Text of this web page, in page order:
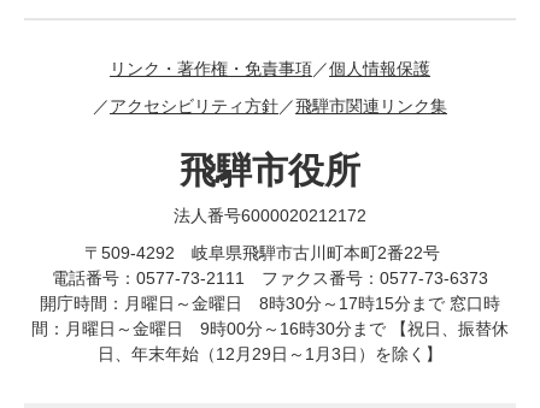
リンク・著作権・免責事項
個人情報保護
アクセシビリティ方針
飛騨市関連リンク集
飛騨市役所
法人番号6000020212172
〒509-4292 岐阜県飛騨市古川町本町2番22号
電話番号：0577-73-2111 ファクス番号：0577-73-6373
開庁時間：月曜日～金曜日 8時30分～17時15分まで 窓口時
間：月曜日～金曜日 9時00分～16時30分まで 【祝日、振替休
日、年末年始（12月29日～1月3日）を除く】